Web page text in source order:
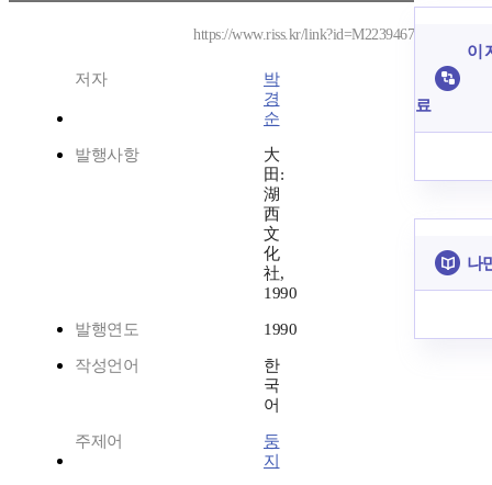
https://www.riss.kr/link?id=M2239467
저자
박
경
순
발행사항
大
田:
湖
西
文
化
社,
1990
발행연도 1990
작성언어
한
국
어
주제어
둥
지
이
료
나